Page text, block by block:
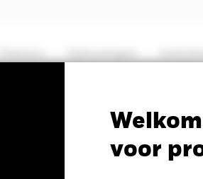
voor
PRIIP KID
Fund